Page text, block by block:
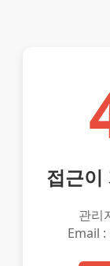
접근이
관리
Email